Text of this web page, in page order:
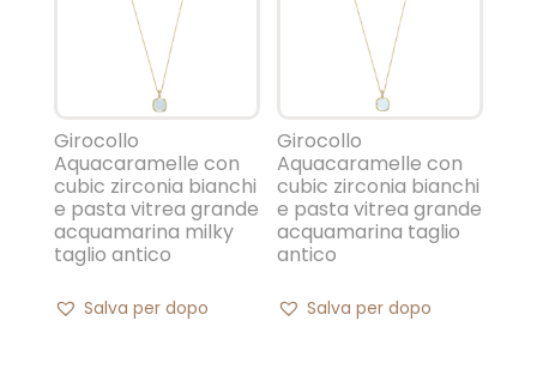
Girocollo
Aquacaramelle con
cubic zirconia bianchi
e pasta vitrea grande
acquamarina milky
taglio antico
Salva per dopo
Girocollo
Aquacaramelle con
cubic zirconia bianchi
e pasta vitrea grande
acquamarina taglio
antico
Salva per dopo